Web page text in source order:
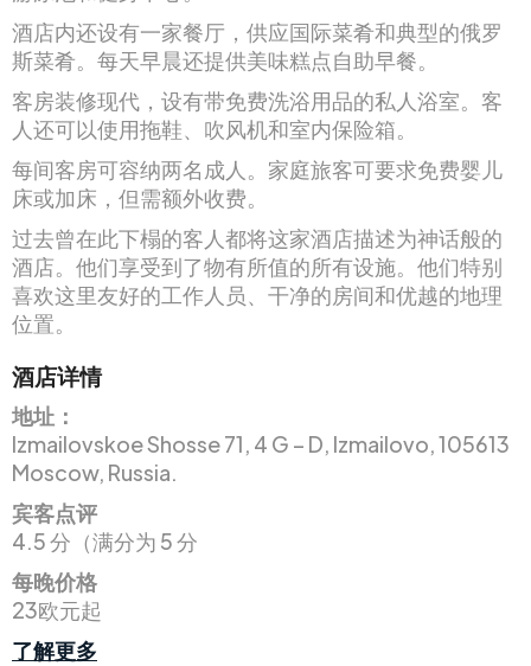
酒店内还设有一家餐厅，供应国际菜肴和典型的俄罗
斯菜肴。每天早晨还提供美味糕点自助早餐。
客房装修现代，设有带免费洗浴用品的私人浴室。客
人还可以使用拖鞋、吹风机和室内保险箱。
每间客房可容纳两名成人。家庭旅客可要求免费婴儿
床或加床，但需额外收费。
过去曾在此下榻的客人都将这家酒店描述为神话般的
酒店。他们享受到了物有所值的所有设施。他们特别
喜欢这里友好的工作人员、干净的房间和优越的地理
位置。
酒店详情
地址：
Izmailovskoe Shosse 71, 4 G – D, Izmailovo, 105613
Moscow, Russia.
宾客点评
4.5 分（满分为 5 分
每晚价格
23欧元起
了解更多